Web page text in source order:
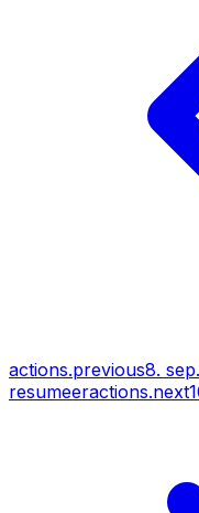
actions.previous8.
resumeeractions.next